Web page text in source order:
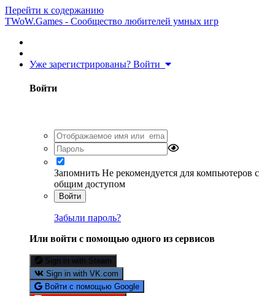
Перейти к содержанию
TWoW.Games - Сообщество любителей умных игр
Уже зарегистрированы? Войти
Войти
Запомнить Не рекомендуется для компьютеров с
общим доступом
Войти
Забыли пароль?
Или войти с помощью одного из сервисов
Sign in with Steam
Sign in with VK.com
Войти с помощью Google